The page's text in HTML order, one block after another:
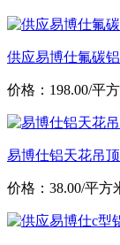
供应易博仕氟碳
价格：198.00/平
易博仕铝天花吊
价格：38.00/平方